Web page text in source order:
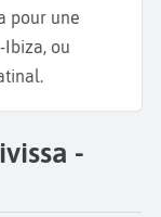
pour une
ou
-